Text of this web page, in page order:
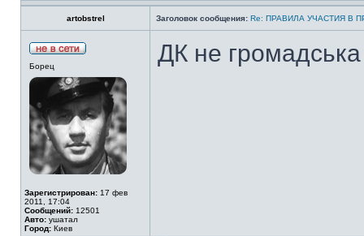
artobstrel Заголовок сообщения: Re: ПРАВИЛА УЧАСТИЯ В
Борец
Зарегистрирован: 17 фев
2011, 17:04
Сообщений: 12501
Авто: ушатал
Город: Киев
ДК не громадська